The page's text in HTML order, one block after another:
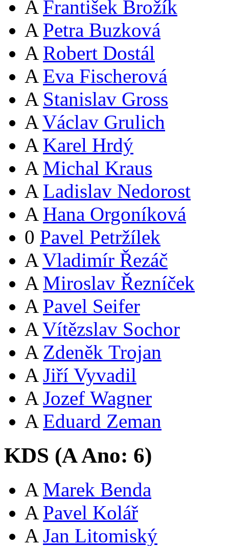
A František Brožík
A Petra Buzková
A Robert Dostál
A Eva Fischerová
A Stanislav Gross
A Václav Grulich
A Karel Hrdý
A Michal Kraus
A Ladislav Nedorost
A Hana Orgoníková
0 Pavel Petržílek
A Vladimír Řezáč
A Miroslav Řezníček
A Pavel Seifer
A Vítězslav Sochor
A Zdeněk Trojan
A Jiří Vyvadil
A Jozef Wagner
A Eduard Zeman
KDS (AAno: 6)
A Marek Benda
A Pavel Kolář
A Jan Litomiský